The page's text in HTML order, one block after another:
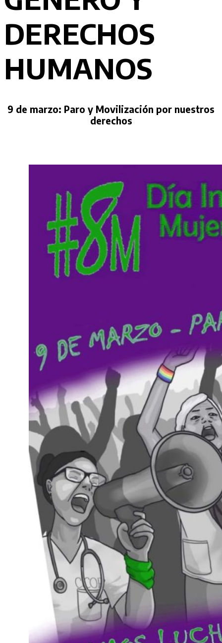
DERECHOS
HUMANOS
9 de marzo: Paro y Movilización por nuestros
derechos